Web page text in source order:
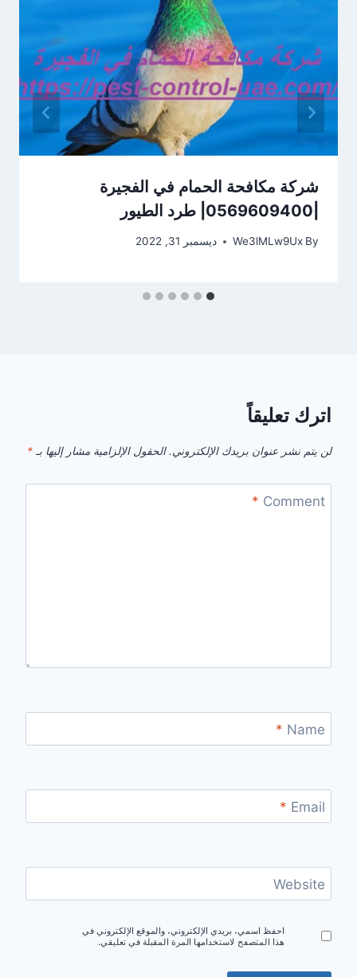
شركة مكافحة الحمام في الفجيرة
By
We3lMLw9Ux ديسمبر 31, 2022
اترك تعليقاً
لن يتم نشر عنوان بريدك الإلكتروني. الحقول الإلزامية مشار إليها بـ *
Comment
*
Name
*
Email
*
Website
احفظ اسمي، بريدي الإلكتروني، والموقع الإلكتروني في
هذا المتصفح لاستخدامها المرة المقبلة في تعليقي.